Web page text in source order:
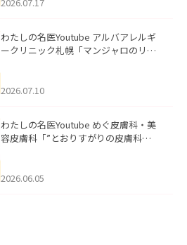
わたしの名医Youtube アルバアレルギ
ークリニック札幌「マンジャロのリア
た。
2026.07.10
わたしの名医Youtube めぐ皮膚科・美
容皮膚科「”とおりすがりの皮膚科
2026.06.05